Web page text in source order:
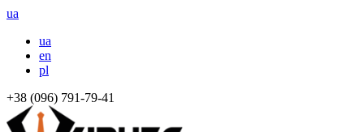
ua
ua
en
pl
+38 (096) 791-79-41